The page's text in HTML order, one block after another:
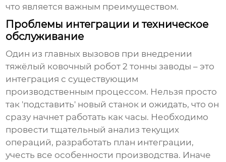
что является важным преимуществом.
Проблемы интеграции и техническое
обслуживание
Один из главных вызовов при внедрении
тяжёлый ковочный робот 2 тонны заводы – это
интеграция с существующим
производственным процессом. Нельзя просто
так 'подставить' новый станок и ожидать, что он
сразу начнет работать как часы. Необходимо
провести тщательный анализ текущих
операций, разработать план интеграции,
учесть все особенности производства. Иначе